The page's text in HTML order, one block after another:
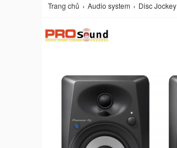
Trang chủ Audio system Disc Jockey